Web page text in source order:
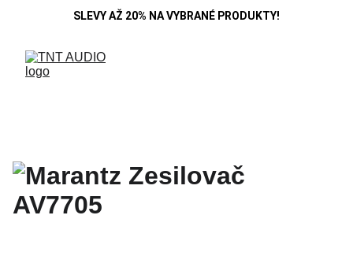
SLEVY AŽ 20% NA VYBRANÉ PRODUKTY!